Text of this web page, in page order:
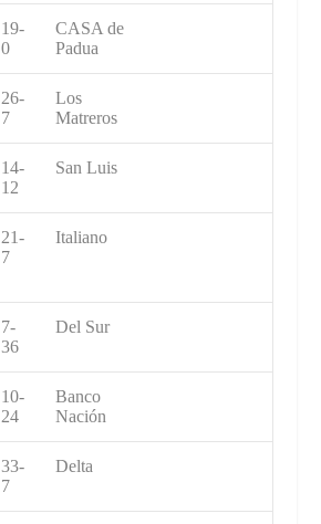
19-
0
CASA de
Padua
26-
7
Los
Matreros
14-
12
San Luis
21-
7
Italiano
7-
36
Del Sur
10-
24
Banco
Nación
33-
7
Delta